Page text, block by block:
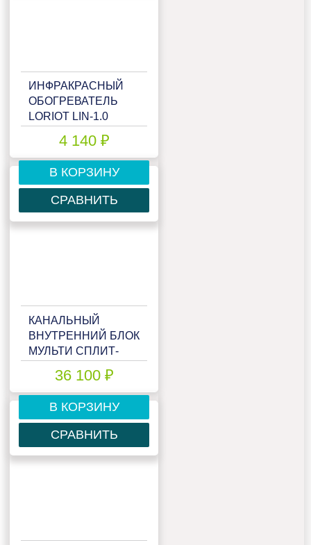
ИНФРАКРАСНЫЙ
ОБОГРЕВАТЕЛЬ
LORIOT LIN-1.0
4 140 ₽
В КОРЗИНУ
СРАВНИТЬ
КАНАЛЬНЫЙ
ВНУТРЕННИЙ БЛОК
МУЛЬТИ СПЛИТ-
MULTI MATCH LAC-
07ADIM
36 100 ₽
В КОРЗИНУ
СРАВНИТЬ